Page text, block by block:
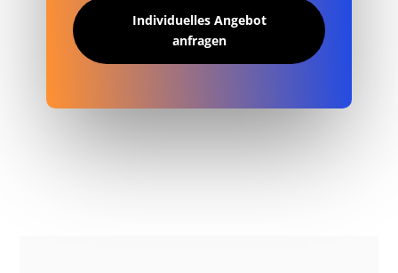
Individuelles Angebot
anfragen